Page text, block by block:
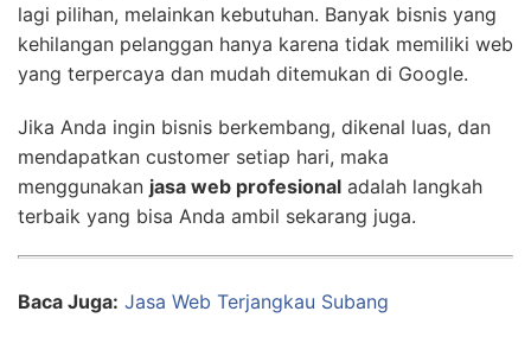
lagi pilihan, melainkan kebutuhan. Banyak bisnis yang
kehilangan pelanggan hanya karena tidak memiliki web
yang terpercaya dan mudah ditemukan di Google.
Jika Anda ingin bisnis berkembang, dikenal luas, dan
mendapatkan customer setiap hari, maka
menggunakan jasa web profesional adalah langkah
terbaik yang bisa Anda ambil sekarang juga.
Baca Juga: Jasa Web Terjangkau Subang